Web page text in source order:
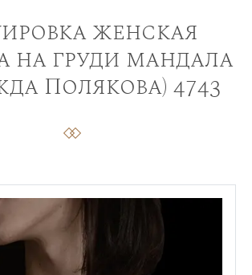
женская
на груди мандала
Полякова) 4743